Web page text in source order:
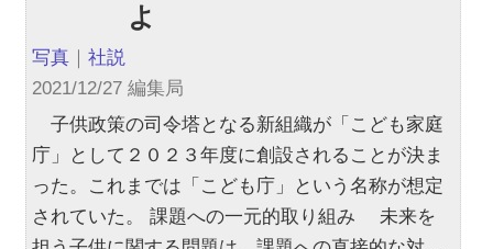
よ
写真 ｜社説
2021/12/27 編集局
子供政策の司令塔となる新組織が「こども家庭
庁」として２０２３年度に創設されることが決ま
った。これまでは「こども庁」という名称が想定
されていた。 課題への一元的取り組み 未来を